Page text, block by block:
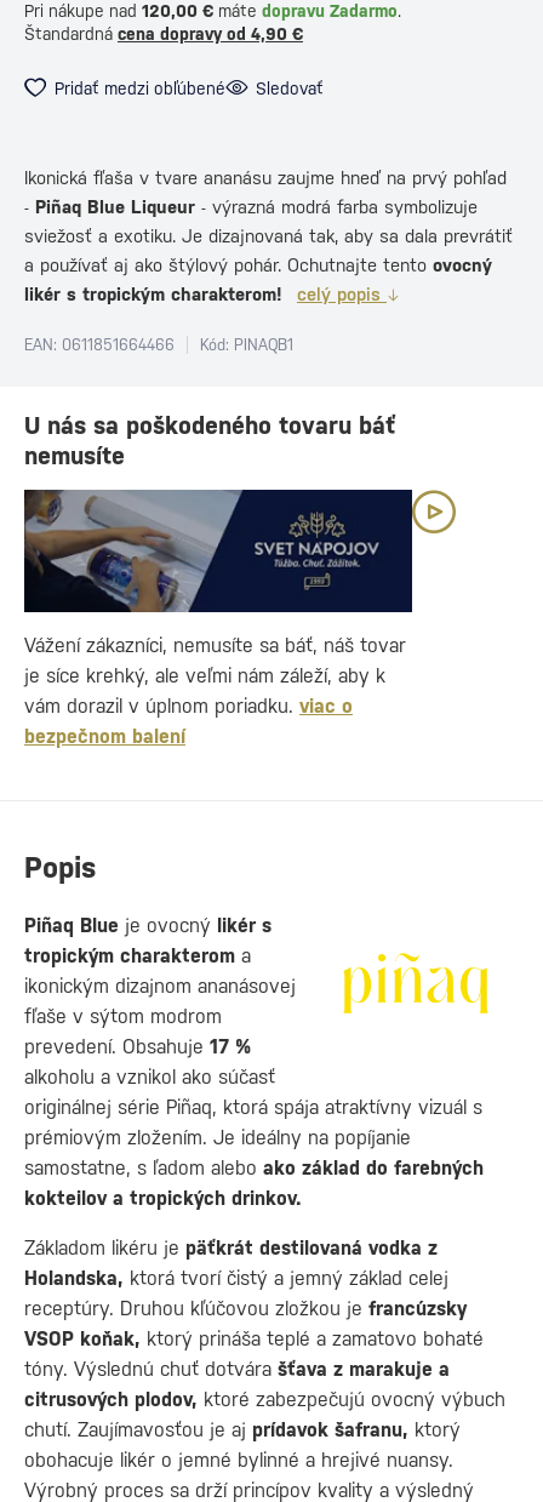
Pri nákupe nad 120,00 € máte dopravu Zadarmo.
Štandardná cena dopravy od 4,90 €
Pridať medzi obľúbené Sledovať
Ikonická fľaša v tvare ananásu zaujme hneď na prvý pohľad
- Piñaq Blue Liqueur - výrazná modrá farba symbolizuje
sviežosť a exotiku. Je dizajnovaná tak, aby sa dala prevrátiť
a používať aj ako štýlový pohár. Ochutnajte tento ovocný
likér s tropickým charakterom!
celý popis
EAN: 0611851664466 Kód: PINAQB1
Popis
Piñaq Blue je ovocný likér s
tropickým charakterom a
ikonickým dizajnom ananásovej
fľaše v sýtom modrom
prevedení. Obsahuje 17 %
alkoholu a vznikol ako súčasť
originálnej série Piñaq, ktorá spája atraktívny vizuál s
prémiovým zložením. Je ideálny na popíjanie
samostatne, s ľadom alebo ako základ do farebných
kokteilov a tropických drinkov.
Základom likéru je päťkrát destilovaná vodka z
Holandska, ktorá tvorí čistý a jemný základ celej
receptúry. Druhou kľúčovou zložkou je francúzsky
VSOP koňak, ktorý prináša teplé a zamatovo bohaté
tóny. Výslednú chuť dotvára šťava z marakuje a
citrusových plodov, ktoré zabezpečujú ovocný výbuch
chutí. Zaujímavosťou je aj prídavok šafranu, ktorý
obohacuje likér o jemné bylinné a hrejivé nuansy.
Výrobný proces sa drží princípov kvality a výsledný
U nás sa poškodeného tovaru báť
nemusíte
Vážení zákazníci, nemusíte sa báť, náš tovar
je síce krehký, ale veľmi nám záleží, aby k
vám dorazil v úplnom poriadku. viac o
bezpečnom balení